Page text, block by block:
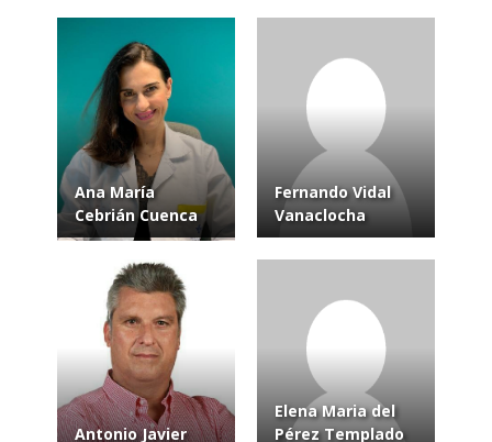
Ana María
Cebrián Cuenca
Fernando Vidal
Vanaclocha
Antonio Javier
Elena Maria del
Pérez Templado